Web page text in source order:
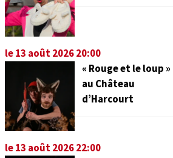
le 13 août 2026 20:00
« Rouge et le loup »
au Château
d’Harcourt
le 13 août 2026 22:00